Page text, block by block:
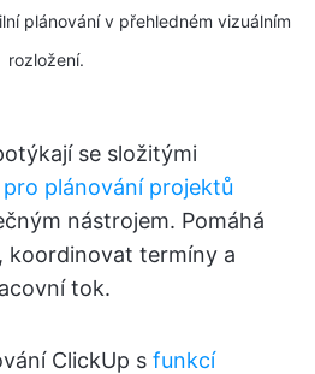
plánování v přehledném vizuálním
rozložení.
se složitými
pro plánování projektů
nástrojem. Pomáhá
koordinovat termíny a
tok.
ClickUp s funkcí